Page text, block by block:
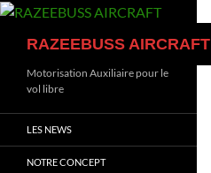
Aller
contenuRAZEEBUSS AIRCRAFT
Motorisation Auxiliaire pour le
vol libre
LES NEWS
NOTRE CONCEPT